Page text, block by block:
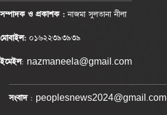
সম্পাদক ও প্রকাশক :নাজমা সুলতানা নীলা
মোবাইল: ০১৬২২৩৯৩৯৩৯
ইমেইল: nazmaneela@gmail.com
সংবাদ: peoplesnews2024@gmail.com